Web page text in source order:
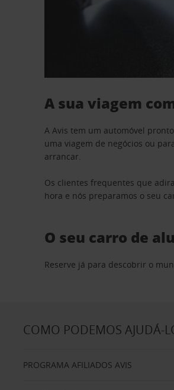
A sua viagem
A Avis tem um automóvel
uma viagem de negócios ou
arrancar.
Os clientes frequentes que
hora e nós preparamos o seu
O seu carro de
Reserve já para descobrir o
COMO PODEMOS AJUDÁ-
PROGRAMA AFILIADOS AVIS